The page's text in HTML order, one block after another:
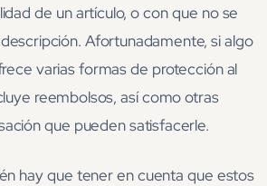
de un artículo, o con que no se
Afortunadamente, si algo
varias formas de protección al
reembolsos, así como otras
que pueden satisfacerle.
hay que tener en cuenta que estos